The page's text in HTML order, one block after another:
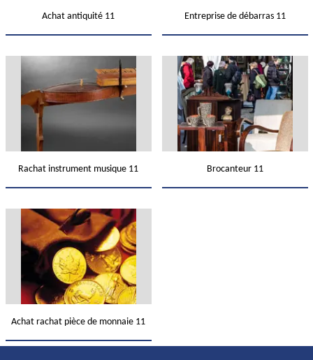
Achat antiquité 11 Entreprise de débarras 11
Rachat instrument musique 11 Brocanteur 11
Achat rachat pièce de monnaie 11